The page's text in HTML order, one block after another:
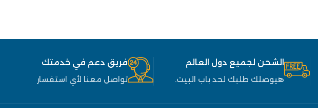
الشحن لجميع دول العالم
هيوصلك طلبك لحد باب البيت.
فريق دعم في خدمتك
تواصل معنا لأي استفسار